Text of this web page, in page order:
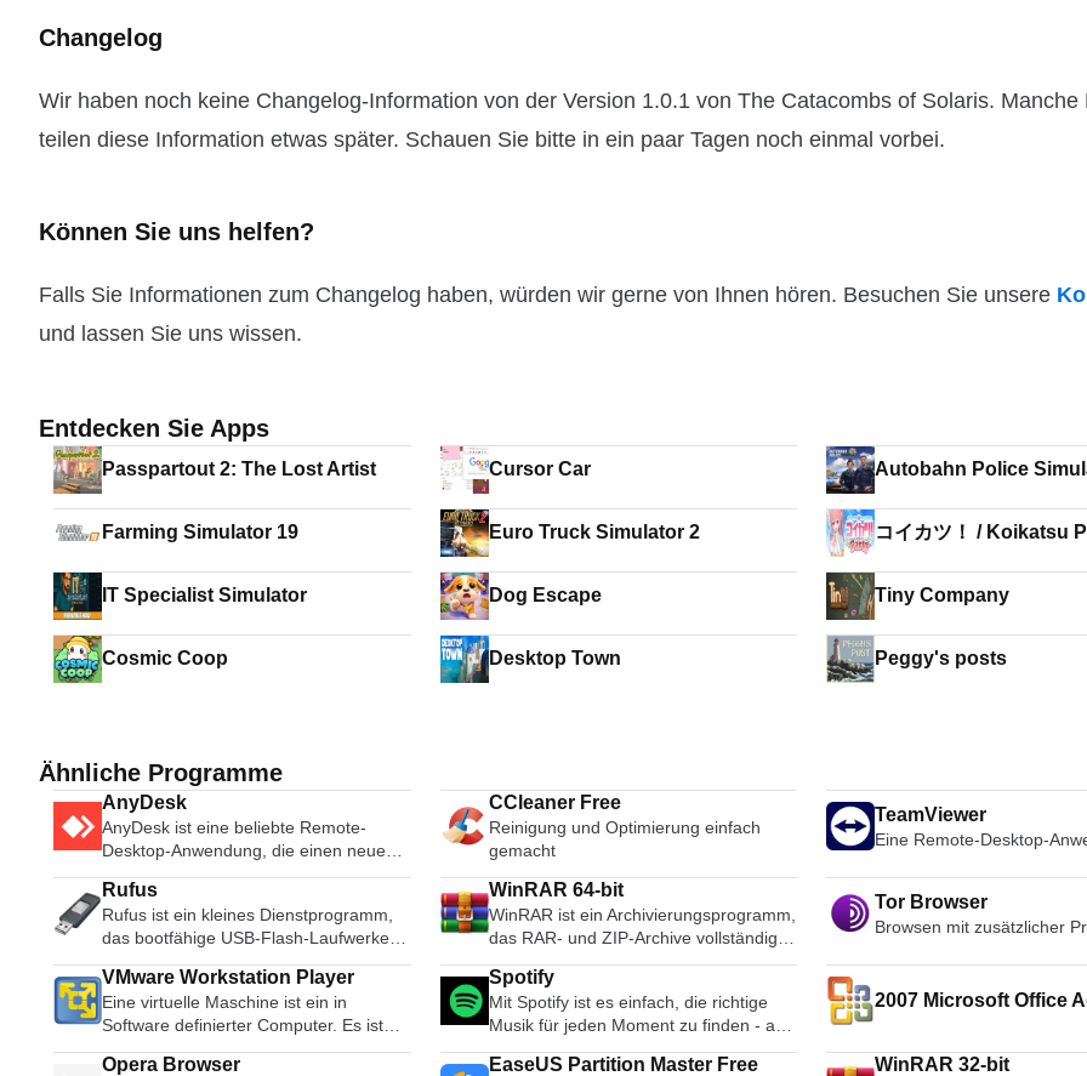
Changelog
Wir haben noch keine Changelog-Information von der Version 1.0.1 von The Catacombs of Solaris. Manche
teilen diese Information etwas später. Schauen Sie bitte in ein paar Tagen noch einmal vorbei.
Können Sie uns helfen?
Falls Sie Informationen zum Changelog haben, würden wir gerne von Ihnen hören. Besuchen Sie unsere
und lassen Sie uns wissen.
Entdecken Sie Apps
Passpartout 2: The Lost Artist Cursor Car Autobahn Police
Farming Simulator 19 Euro Truck Simulator 2 コイカツ！ / Koikatsu
IT Specialist Simulator Dog Escape Tiny Company
Cosmic Coop Desktop Town Peggy's posts
Ähnliche Programme
AnyDesk
AnyDesk ist eine beliebte Remote-
Desktop-Anwendung, die einen neuen
Videocodec verwendet, der speziell für
frisch aussehende grafische
Benutzeroberflächen entwickelt wurde.
AnyDesk-Software ist vielseitig, sicher
und leichtgewichtig. Die Software
verwendet TLS1.2-Verschlüsselung,
und beide Enden der Verbindung
werden kryptografisch verifiziert.
AnyDesk ist sehr leicht und in eine 1MB
CCleaner Free
Reinigung und Optimierung einfach
gemacht
TeamViewer
Eine Remote-Desktop-
Rufus
Rufus ist ein kleines Dienstprogramm,
das bootfähige USB-Flash-Laufwerke,
wie USB-Sticks oder Pen-Drives, und
Speichersticks formatieren und erstellen
kann. Rufus ist in den folgenden
Szenarien nützlich: Wenn Sie USB-
Installationsmedien aus bootfähigen
WinRAR 64-bit
WinRAR ist ein Archivierungsprogramm,
das RAR- und ZIP-Archive vollständig
unterstützt und in der Lage ist, CAB-,
ARJ-, LZH-, TAR-, GZ-, ACE-, UUE-,
BZ2-, JAR-, ISO-, 7Z- und Z-Archive zu
entpacken. Sie erstellt durchweg
kleinere Archive als die Konkurrenz und
Tor Browser
Browsen mit zusätzlicher
VMware Workstation Player
Eine virtuelle Maschine ist ein in
Software definierter Computer. Es ist
so, als ob Sie einen PC auf Ihrem PC
laufen lassen würden. Diese kostenlose
Spotify
Mit Spotify ist es einfach, die richtige
Musik für jeden Moment zu finden - auf
Ihrem Telefon, Ihrem Computer, Ihrem
Tablet und mehr. Es gibt Millionen von
2007 Microsoft Office
Opera Browser
EaseUS Partition Master Free WinRAR 32-bit